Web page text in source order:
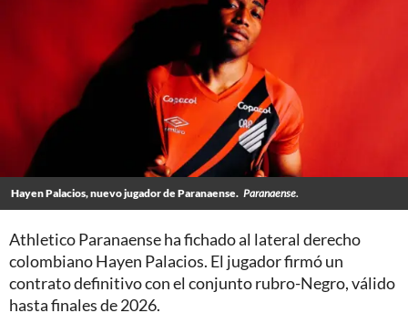
Hayen Palacios, nuevo jugador de Paranaense. Paranaense.
Athletico Paranaense ha fichado al lateral derecho
colombiano Hayen Palacios. El jugador firmó un
contrato definitivo con el conjunto rubro-Negro, válido
hasta finales de 2026.